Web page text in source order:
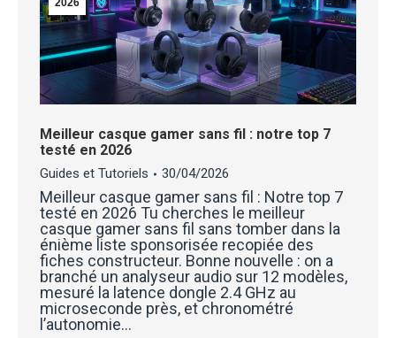
2026
Meilleur casque gamer sans fil : notre top 7
testé en 2026
Guides et Tutoriels 30/04/2026
Meilleur casque gamer sans fil : Notre top 7
testé en 2026 Tu cherches le meilleur
casque gamer sans fil sans tomber dans la
énième liste sponsorisée recopiée des
fiches constructeur. Bonne nouvelle : on a
branché un analyseur audio sur 12 modèles,
mesuré la latence dongle 2.4 GHz au
microseconde près, et chronométré
l’autonomie…